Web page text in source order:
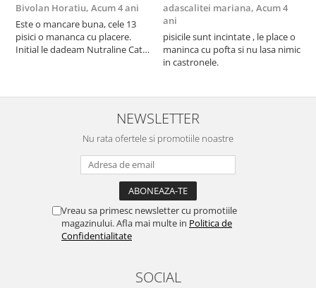
Bivolan Horatiu, Acum 4 ani
Este o mancare buna, cele 13
pisici o mananca cu placere.
Initial le dadeam Nutraline Cat
nu o mananca cu placere. Eu
sunt multumit si voi continua cu
adascalitei mariana, Acum 4
ani
pisicile sunt incintate , le place o
maninca cu pofta si nu lasa nimic
in castronele.
NEWSLETTER
Nu rata ofertele si promotiile noastre
Vreau sa primesc newsletter cu promotiile
magazinului. Afla mai multe in Politica de
Confidentialitate
SOCIAL